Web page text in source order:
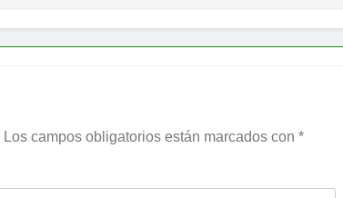
Los campos obligatorios están marcados con *